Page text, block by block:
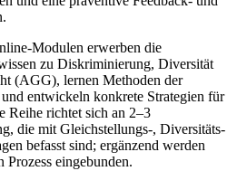
Modulen erwerben die
zu Diskriminierung, Diversität
(AGG), lernen Methoden der
entwickeln konkrete Strategien für
Reihe richtet sich an 2–3
die mit Gleichstellungs-, Diversitäts-
befasst sind; ergänzend werden
eingebunden.